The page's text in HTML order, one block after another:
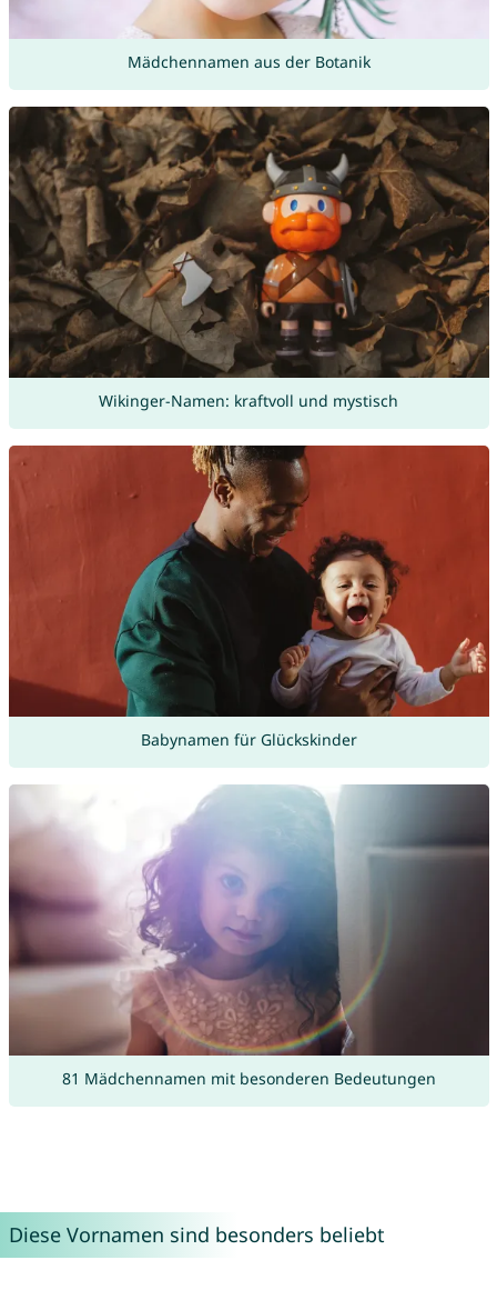
Mädchennamen aus der Botanik
Wikinger-Namen: kraftvoll und mystisch
Babynamen für Glückskinder
81 Mädchennamen mit besonderen Bedeutungen
Diese Vornamen sind besonders beliebt